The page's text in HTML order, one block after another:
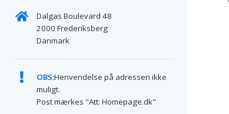
Dalgas Boulevard 48
2000 Frederiksberg
Danmark
OBS:Henvendelse på adressen ikke
muligt.
Post mærkes "Att: Homepage.dk"